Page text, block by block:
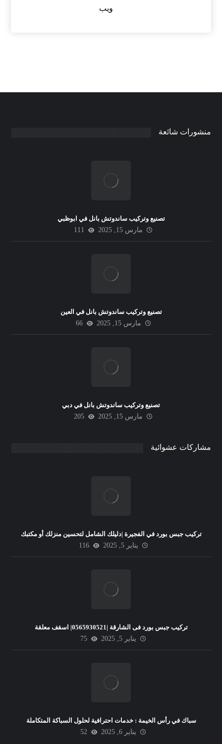
ويب
منشورات شائعة
تصنيع وتركيب ساندوتش بانل في ابوظبي
مارس 15, 2025
111
تصنيع وتركيب ساندوتش بانل في العين
مارس 15, 2025
66
تصنيع وتركيب ساندوتش بانل في دبي
مارس 15, 2025
205
مشاركات عشوائية
تركيب جبس بورد في الفجيرة |دليلك الشامل لتحسين منزلك أو مكتبك
يناير 5, 2025
116
تركيب جبس بورد فى الشارقة |0565930521| اسقف معلقة
يناير 5, 2025
75
سباك في رأس الخيمة : خدمات احترافية لحلول السباكة المتكاملة
يناير 6, 2025
52